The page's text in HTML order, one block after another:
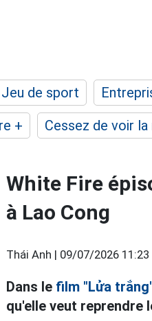
Jeu de sport
+ Cessez de voir
White Fire
à Lao Cong
Thái Anh | 09/07/2026 11:23
Dans le film "Lửa
qu'elle veut reprendre